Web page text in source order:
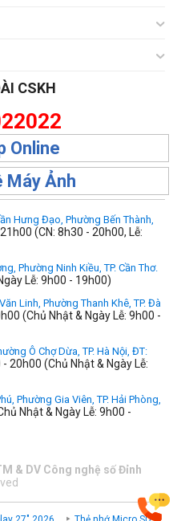
CSKH
Online
Máy Ảnh
Hưng Đạo, Phường Bến Thành,
21h00 (CN: 8h30 - 20h00, Lễ:
Phường Ninh Kiều, TP. Cần Thơ.
Lễ: 9h00 - 19h00)
Linh, Phường Thanh Khê, TP. Đà
(Chủ Nhật & Ngày Lễ: 9h00 -
Ô Chợ Dừa, TP. Hà Nội, ĐT:
- 20h00 (Chủ Nhật & Ngày Lễ:
Phường Gia Viên, TP. Hải Phòng,
Nhật & Ngày Lễ: 9h00 -
& DV Công nghệ số Đỉnh